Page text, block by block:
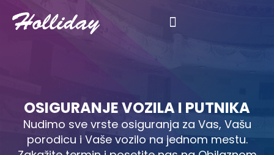
OSIGURANJE VOZILA I PUTNIKA
Nudimo sve vrste osiguranja za Vas, Vašu
porodicu i Vaše vozilo na jednom mestu.